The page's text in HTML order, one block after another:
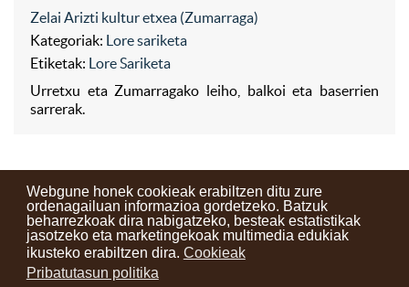
Webgune honek cookieak erabiltzen ditu zure
ordenagailuan informazioa gordetzeko. Batzuk
beharrezkoak dira nabigatzeko, besteak estatistikak
jasotzeko eta marketingekoak multimedia edukiak
ikusteko erabiltzen dira. Cookieak
Pribatutasun politika
Zelai Arizti kultur etxea (Zumarraga)
Kategoriak: Lore sariketa
Etiketak: Lore Sariketa
Urretxu eta Zumarragako leiho, balkoi eta baserrien
sarrerak.
Kontaktuak Erabilera baldintzak Lege oharra
Berriak
Zure iritzia